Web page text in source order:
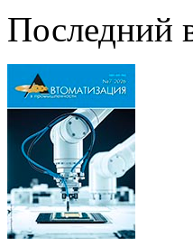
Последний